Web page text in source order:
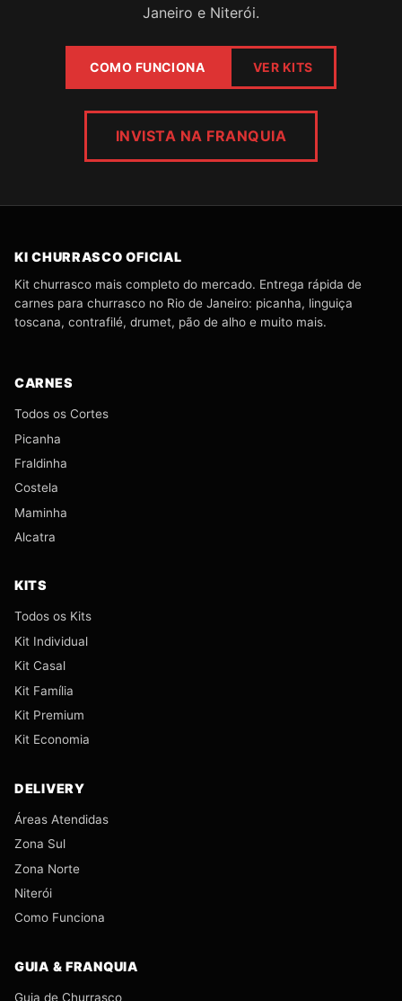
Janeiro e Niterói.
COMO FUNCIONA VER KITS
INVISTA NA FRANQUIA
KI CHURRASCO OFICIAL
Kit churrasco mais completo do mercado. Entrega rápida de
carnes para churrasco no Rio de Janeiro: picanha, linguiça
toscana, contrafilé, drumet, pão de alho e muito mais.
CARNES
Todos os Cortes
Picanha
Fraldinha
Costela
Maminha
Alcatra
KITS
Todos os Kits
Kit Individual
Kit Casal
Kit Família
Kit Premium
Kit Economia
DELIVERY
Áreas Atendidas
Zona Sul
Zona Norte
Niterói
Como Funciona
GUIA & FRANQUIA
Guia de Churrasco